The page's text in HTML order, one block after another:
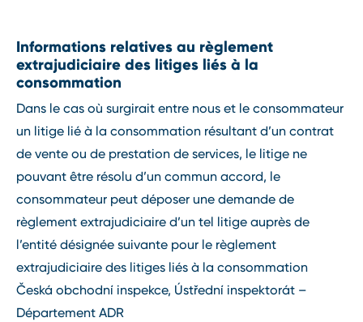
Informations relatives au règlement
extrajudiciaire des litiges liés à la
consommation
Dans le cas où surgirait entre nous et le consommateur
un litige lié à la consommation résultant d’un contrat
de vente ou de prestation de services, le litige ne
pouvant être résolu d’un commun accord, le
consommateur peut déposer une demande de
règlement extrajudiciaire d’un tel litige auprès de
l’entité désignée suivante pour le règlement
extrajudiciaire des litiges liés à la consommation
Česká obchodní inspekce, Ústřední inspektorát –
Département ADR